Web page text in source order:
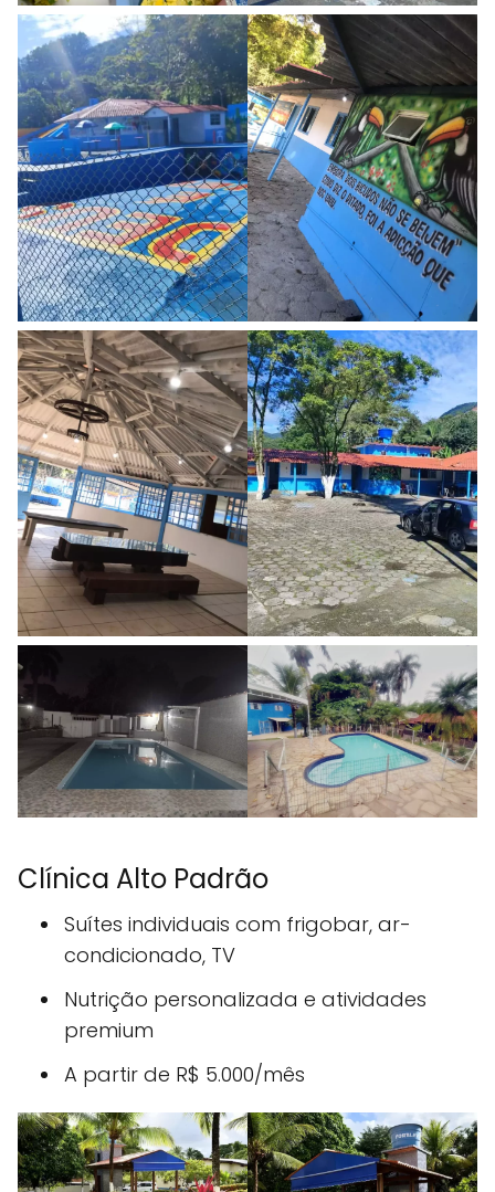
Clínica Alto Padrão
Suítes individuais com frigobar, ar-
condicionado, TV
Nutrição personalizada e atividades
premium
A partir de R$ 5.000/mês